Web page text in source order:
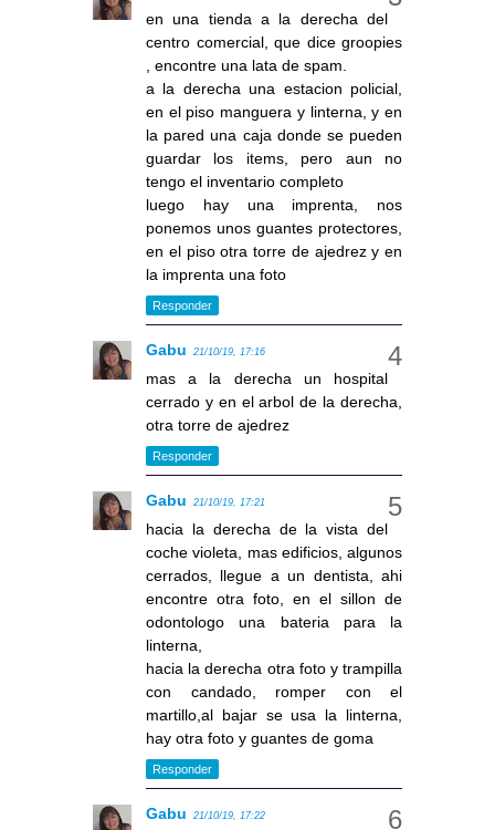
en una tienda a la derecha del
centro comercial, que dice groopies
, encontre una lata de spam.
a la derecha una estacion policial,
en el piso manguera y linterna, y en
la pared una caja donde se pueden
guardar los items, pero aun no
tengo el inventario completo
luego hay una imprenta, nos
ponemos unos guantes protectores,
en el piso otra torre de ajedrez y en
la imprenta una foto
Responder
Gabu 21/10/19, 17:16
mas a la derecha un hospital
cerrado y en el arbol de la derecha,
otra torre de ajedrez
Responder
Gabu 21/10/19, 17:21
hacia la derecha de la vista del
coche violeta, mas edificios, algunos
cerrados, llegue a un dentista, ahi
encontre otra foto, en el sillon de
odontologo una bateria para la
linterna,
hacia la derecha otra foto y trampilla
con candado, romper con el
martillo,al bajar se usa la linterna,
hay otra foto y guantes de goma
Responder
Gabu 21/10/19, 17:22